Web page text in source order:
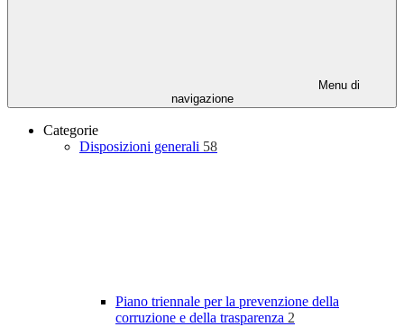
Menu di
navigazione
Categorie
Disposizioni generali 58
Piano triennale per la prevenzione della
corruzione e della trasparenza 2